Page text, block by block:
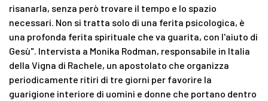
risanarla, senza però trovare il tempo e lo spazio
necessari. Non si tratta solo di una ferita psicologica, è
una profonda ferita spirituale che va guarita, con l'aiuto di
Gesù". Intervista a Monika Rodman, responsabile in Italia
della Vigna di Rachele, un apostolato che organizza
periodicamente ritiri di tre giorni per favorire la
guarigione interiore di uomini e donne che portano dentro